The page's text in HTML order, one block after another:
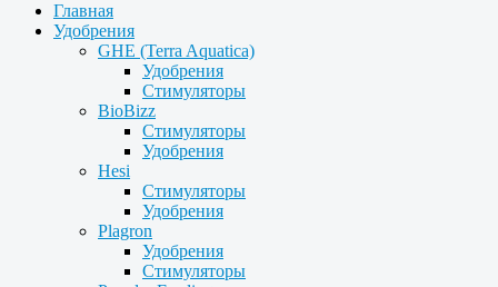
Главная
Удобрения
GHE (Terra Aquatica)
Удобрения
Стимуляторы
BioBizz
Стимуляторы
Удобрения
Hesi
Стимуляторы
Удобрения
Plagron
Удобрения
Стимуляторы